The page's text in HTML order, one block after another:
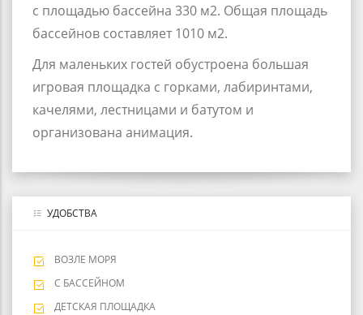
с площадью бассейна 330 м2. Общая площадь
бассейнов составляет 1010 м2.
Для маленьких гостей обустроена большая
игровая площадка с горками, лабиринтами,
качелями, лестницами и батутом и
организована анимация.
УДОБСТВА
ВОЗЛЕ МОРЯ
С БАССЕЙНОМ
ДЕТСКАЯ ПЛОЩАДКА